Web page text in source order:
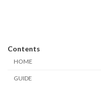
Contents
HOME
GUIDE